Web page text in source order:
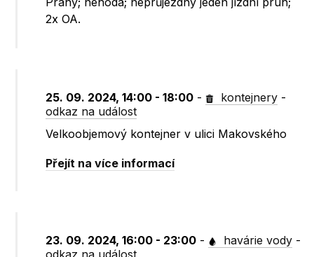
2x OA.
25. 09. 2024, 14:00 - 18:00 - kontejnery -
odkaz na událost
Velkoobjemový kontejner v ulici Makovského
Přejít na více informací
23. 09. 2024, 16:00 - 23:00 - havárie vody -
odkaz na událost